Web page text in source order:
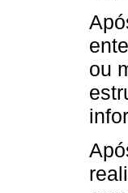
ou